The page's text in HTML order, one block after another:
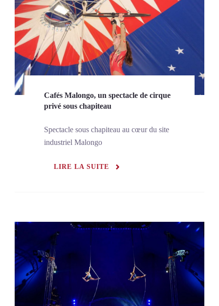
Cafés Malongo, un spectacle de cirque
privé sous chapiteau
Spectacle sous chapiteau au cœur du site
industriel Malongo
LIRE LA SUITE